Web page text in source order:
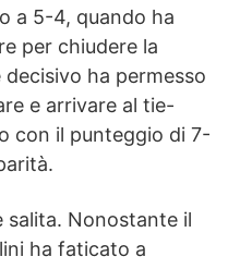
a 5-4, quando ha
per chiudere la
ha permesso
e arrivare al tie-
con il punteggio di 7-
salita. Nonostante il
ha faticato a